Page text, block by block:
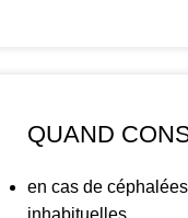
QUAND
en cas de
inhabituelles,